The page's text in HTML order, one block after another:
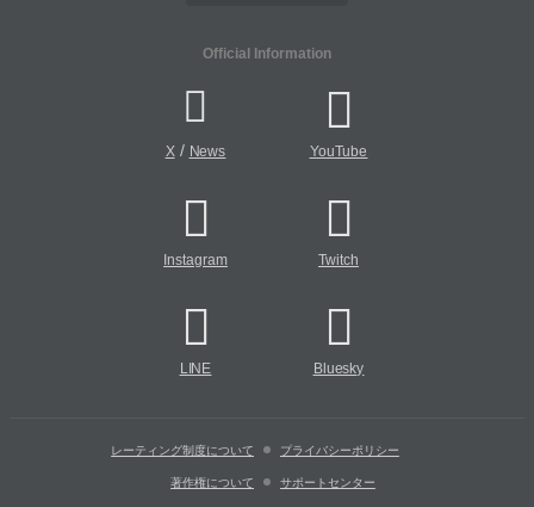
Official Information
X/ News YouTube
Instagram Twitch
LINE Bluesky
レーティング制度について プライバシーポリシー
著作権について サポートセンター